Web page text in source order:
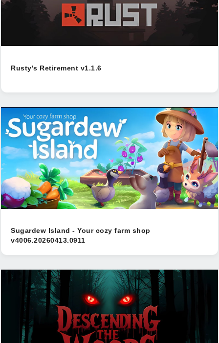
Rusty's Retirement v1.1.6
Sugardew Island - Your cozy farm shop
v4006.20260413.0911